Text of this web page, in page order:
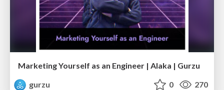
Marketing Yourself as an Engineer | Alaka | Gurzu
gurzu
0 270